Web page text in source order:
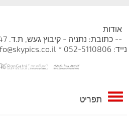
אודות
נייד: 052-5110806 * info@skypics.co.il
תפריט